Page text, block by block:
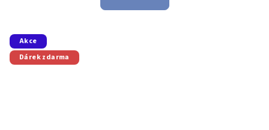
Akce
Dárek zdarma